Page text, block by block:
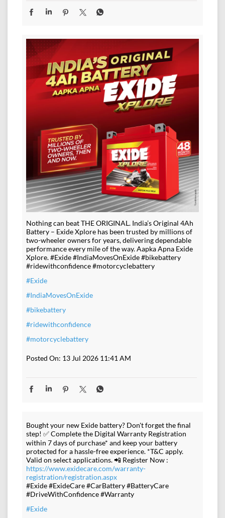
Nothing can beat THE ORIGINAL. India’s Original 4Ah
Battery – Exide Xplore has been trusted by millions of
two-wheeler owners for years, delivering dependable
performance every mile of the way. Aapka Apna Exide
Xplore. #Exide #IndiaMovesOnExide #bikebattery
#ridewithconfidence #motorcyclebattery
#Exide
#IndiaMovesOnExide
#bikebattery
#ridewithconfidence
#motorcyclebattery
Posted On: 13 Jul 2026 11:41 AM
Bought your new Exide battery? Don't forget the final
step! ✅ Complete the Digital Warranty Registration
within 7 days of purchase* and keep your battery
protected for a hassle-free experience. *T&C apply.
Valid on select applications. 📲 Register Now :
https://www.exidecare.com/warranty-
registration/registration.aspx
#Exide #ExideCare #CarBattery #BatteryCare
#DriveWithConfidence #Warranty
#Exide